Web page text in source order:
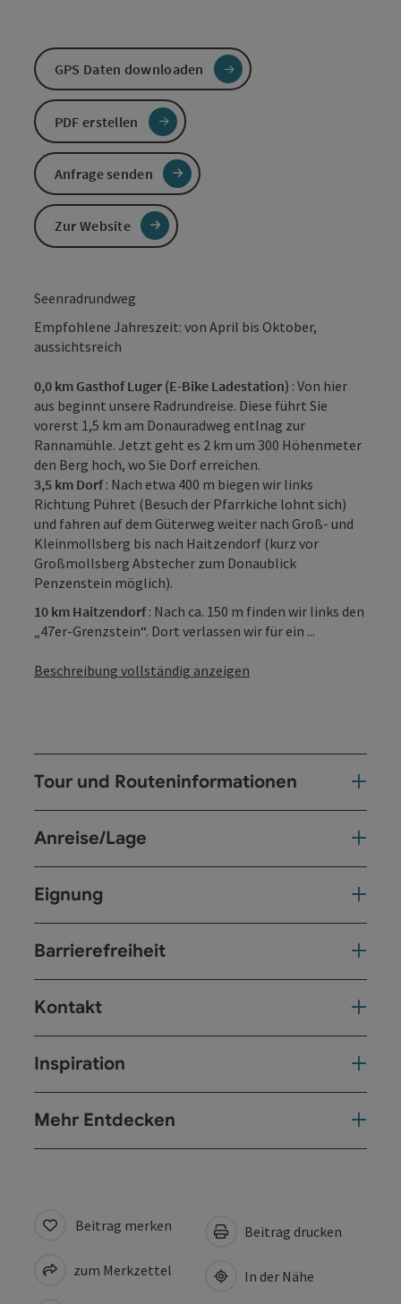
Seenradrundweg
Empfohlene Jahreszeit: von April bis Oktober,
aussichtsreich
0,0 km Gasthof Luger (E-Bike Ladestation) : Von hier
aus beginnt unsere Radrundreise. Diese führt Sie
vorerst 1,5 km am Donauradweg entlnag zur
Rannamühle. Jetzt geht es 2 km um 300 Höhenmeter
den Berg hoch, wo Sie Dorf erreichen.
3,5 km Dorf: Nach etwa 400 m biegen wir links
Richtung Pühret (Besuch der Pfarrkiche lohnt sich)
und fahren auf dem Güterweg weiter nach Groß- und
Kleinmollsberg bis nach Haitzendorf (kurz vor
Großmollsberg Abstecher zum Donaublick
Penzenstein möglich).
10 km Haitzendorf: Nach ca. 150 m finden wir links den
„47er-Grenzstein“. Dort verlassen wir für ein ...
Beschreibung vollständig anzeigen
Tour und Routeninformationen
Anreise/Lage
Eignung
Barrierefreiheit
Kontakt
Inspiration
Mehr Entdecken
GPS Daten downloaden
PDF erstellen
Anfrage senden
Zur Website
Beitrag merken
zum Merkzettel
Beitrag drucken
In der Nähe